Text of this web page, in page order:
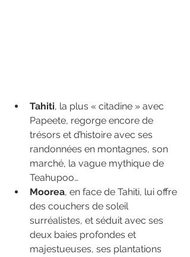
Tahiti, la plus « citadine » avec
Papeete, regorge encore de
trésors et d’histoire avec ses
randonnées en montagnes, son
marché, la vague mythique de
Teahupoo…
Moorea, en face de Tahiti, lui offre
des couchers de soleil
surréalistes, et séduit avec ses
deux baies profondes et
majestueuses, ses plantations